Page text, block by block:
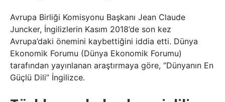
Avrupa Birliği Komisyonu Başkanı Jean Claude
Juncker, İngilizlerin Kasım 2018’de son kez
Avrupa’daki önemini kaybettiğini iddia etti. Dünya
Ekonomik Forumu (Dünya Ekonomik Forumu)
tarafından yayınlanan araştırmaya göre, “Dünyanın En
Güçlü Dili” İngilizce.